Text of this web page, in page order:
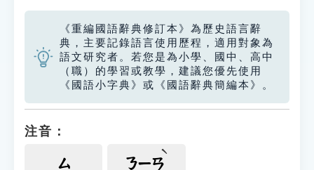
《重編國語辭典修訂本》為歷史語言辭
典，主要記錄語言使用歷程，適用對象為
語文研究者。若您是為小學、國中、高中
（職）的學習或教學，建議您優先使用
《國語小字典》或《國語辭典簡編本》。
注音：
ㄙ ㄋㄧㄢ